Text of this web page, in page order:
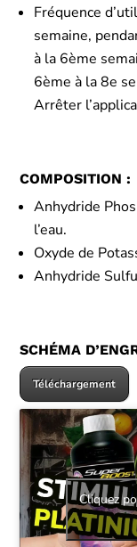
Fréquence
semaine,
à la 6ème
6ème à la 8e
Arrêter
COMPOSITION :
Anhydride
l’eau.
Oxyde de
Anhydride
SCHÉMA
Téléchargement
Cliquez